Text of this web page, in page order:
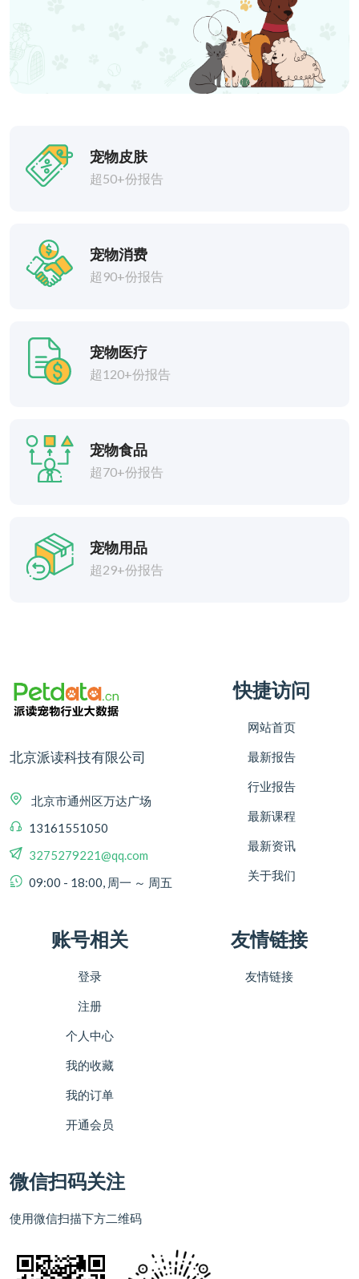
宠物皮肤
超50+份报告
宠物消费
超90+份报告
宠物医疗
超120+份报告
宠物食品
超70+份报告
宠物用品
超29+份报告
北京派读科技有限公司
北京市通州区万达广场
13161551050
3275279221@qq.com
09:00 - 18:00, 周一 ～ 周五
快捷访问
网站首页
最新报告
行业报告
最新课程
最新资讯
关于我们
账号相关
登录
注册
个人中心
我的收藏
我的订单
开通会员
友情链接
友情链接
微信扫码关注
使用微信扫描下方二维码